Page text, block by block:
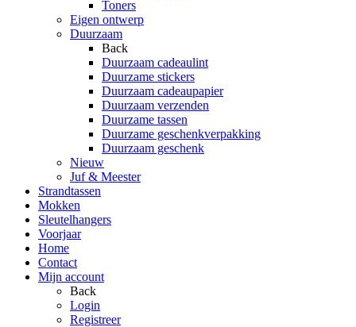
Toners
Eigen ontwerp
Duurzaam
Back
Duurzaam cadeaulint
Duurzame stickers
Duurzaam cadeaupapier
Duurzaam verzenden
Duurzame tassen
Duurzame geschenkverpakking
Duurzaam geschenk
Nieuw
Juf & Meester
Strandtassen
Mokken
Sleutelhangers
Voorjaar
Home
Contact
Mijn account
Back
Login
Registreer